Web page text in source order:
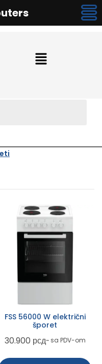
FSS 56000 W električni
šporet
30.900 рсд~ sa PDV-om